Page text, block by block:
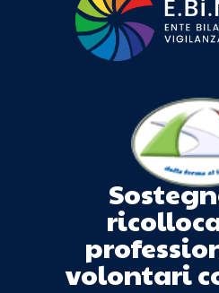
volontari